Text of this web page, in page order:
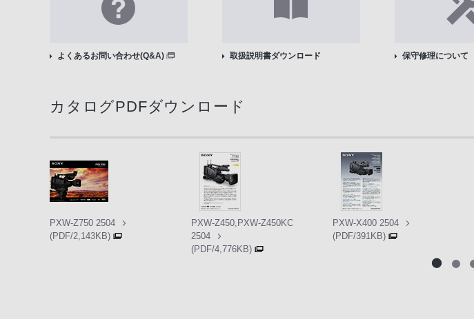
よくあるお問い合わせ(Q&A) 取扱説明書ダウンロード 保守修理について
カタログPDFダウンロード
PXW-Z750 2504
(PDF/2,143KB)
PXW-Z450,PXW-Z450KC
2504
(PDF/4,776KB)
PXW-X400 2504
(PDF/391KB)